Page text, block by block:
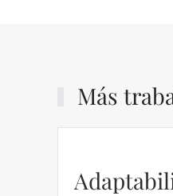
Más